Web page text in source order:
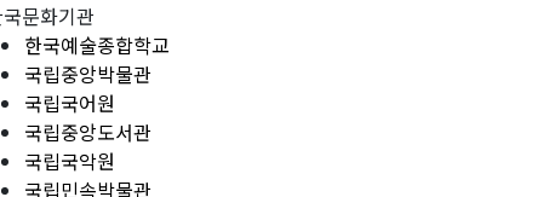
문화기관
한국예술종합학교
국립중앙박물관
국립국어원
국립중앙도서관
국립국악원
국립민속박물관